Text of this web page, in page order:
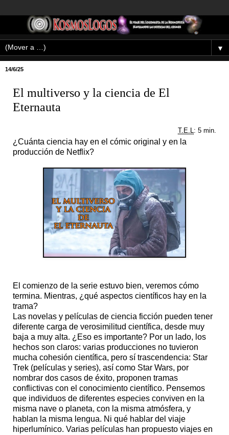
▼
14/6/25
El multiverso y la ciencia de El
Eternauta
T.E.L : 5 min.
¿Cuánta ciencia hay en el cómic original y en la
producción de Netflix?
El comienzo de la serie estuvo bien, veremos cómo
termina. Mientras, ¿qué aspectos científicos hay en la
trama?
Las novelas y películas de ciencia ficción pueden tener
diferente carga de verosimilitud científica, desde muy
baja a muy alta. ¿Eso es importante? Por un lado, los
hechos son claros: varias producciones no tuvieron
mucha cohesión científica, pero sí trascendencia: Star
Trek (películas y series), así como Star Wars, por
nombrar dos casos de éxito, proponen tramas
conflictivas con el conocimiento científico. Pensemos
que individuos de diferentes especies conviven en la
misma nave o planeta, con la misma atmósfera, y
hablan la misma lengua. Ni qué hablar del viaje
hiperlumínico. Varias películas han propuesto viajes en